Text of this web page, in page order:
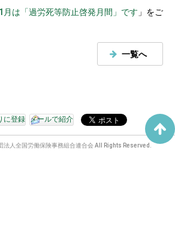
月は「過労死等防止啓発月間」です 」をご
一覧へ
に登録 メールで紹介
法人全国労働保険事務組合連合会 All Rights Reserved.